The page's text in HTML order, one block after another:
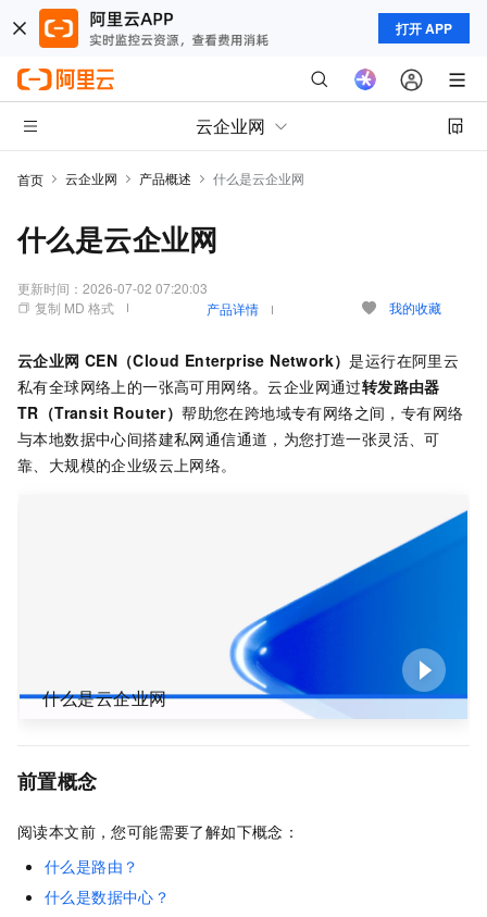
打开 APP
云企业网
首页 云企业网 产品概述 什么是云企业网
什么是云企业网
更新时间： 2026-07-02 07:20:03
复制 MD 格式
产品详情 我的收藏
云企业网 CEN（Cloud Enterprise Network）是运行在阿里云
私有全球网络上的一张高可用网络。云企业网通过转发路由器
TR（Transit Router）帮助您在跨地域专有网络之间，专有网络
与本地数据中心间搭建私网通信通道，为您打造一张灵活、可
靠、大规模的企业级云上网络。
什么是云企业网
前置概念
阅读本文前，您可能需要了解如下概念：
什么是路由？
什么是数据中心？